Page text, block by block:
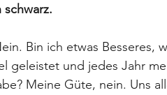
Bin ich etwas Besseres,
geleistet und jedes Jahr
Meine Güte, nein. Uns